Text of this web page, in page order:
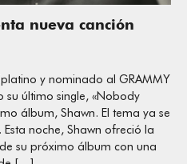
nueva canción
y nominado al GRAMMY
su último single, «Nobody
álbum, Shawn. El tema ya se
noche, Shawn ofreció la
su próximo álbum con una